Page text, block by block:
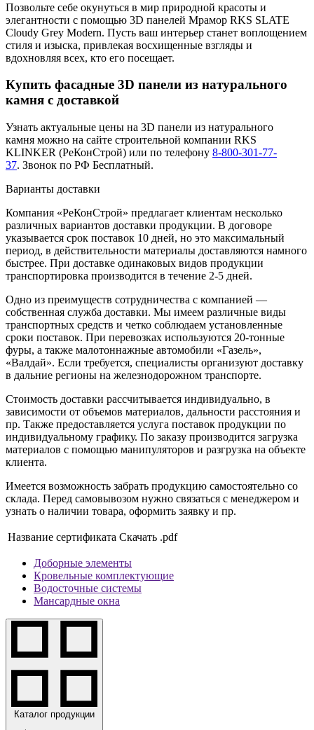
Позвольте себе окунуться в мир природной красоты и
элегантности с помощью 3D панелей Мрамор RKS SLATE
Cloudy Grey Modern. Пусть ваш интерьер станет воплощением
стиля и изыска, привлекая восхищенные взгляды и
вдохновляя всех, кто его посещает.
Купить фасадные 3D панели из натурального
камня с доставкой
Узнать актуальные цены на 3D панели из натурального
камня можно на сайте строительной компании RKS
KLINKER (РеКонСтрой) или по телефону 8-800-301-77-
37. Звонок по РФ Бесплатный.
Варианты доставки
Компания «РеКонСтрой» предлагает клиентам несколько
различных вариантов доставки продукции. В договоре
указывается срок поставок 10 дней, но это максимальный
период, в действительности материалы доставляются намного
быстрее. При доставке одинаковых видов продукции
транспортировка производится в течение 2-5 дней.
Одно из преимуществ сотрудничества с компанией —
собственная служба доставки. Мы имеем различные виды
транспортных средств и четко соблюдаем установленные
сроки поставок. При перевозках используются 20-тонные
фуры, а также малотоннажные автомобили «Газель»,
«Валдай». Если требуется, специалисты организуют доставку
в дальние регионы на железнодорожном транспорте.
Стоимость доставки рассчитывается индивидуально, в
зависимости от объемов материалов, дальности расстояния и
пр. Также предоставляется услуга поставок продукции по
индивидуальному графику. По заказу производится загрузка
материалов с помощью манипуляторов и разгрузка на объекте
клиента.
Имеется возможность забрать продукцию самостоятельно со
склада. Перед самовывозом нужно связаться с менеджером и
узнать о наличии товара, оформить заявку и пр.
Название сертификата Скачать .pdf
Доборные элементы
Кровельные комплектующие
Водосточные системы
Мансардные окна
Каталог продукции